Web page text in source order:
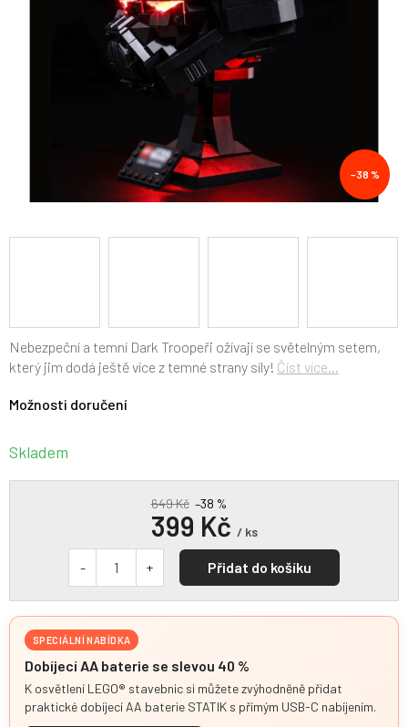
–38 %
Skladem
Možnosti doručení
Nebezpeční a temní Dark Troopeři ožívají se světelným setem,
který jim dodá ještě více z temné strany síly! Číst více...
SPECIÁLNÍ NABÍDKA
Dobíjecí AA baterie se slevou 40 %
K osvětlení LEGO® stavebnic si můžete zvýhodněně přidat
praktické dobíjecí AA baterie STATIK s přímým USB-C nabíjením.
649 Kč –38 %
399 Kč / ks
Přidat do košíku